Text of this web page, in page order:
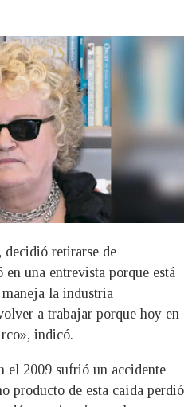
decidió retirarse de
una entrevista porque está
la industria
a trabajar porque hoy en
indicó.
el 2009 sufrió un accidente
producto de esta caída perdió